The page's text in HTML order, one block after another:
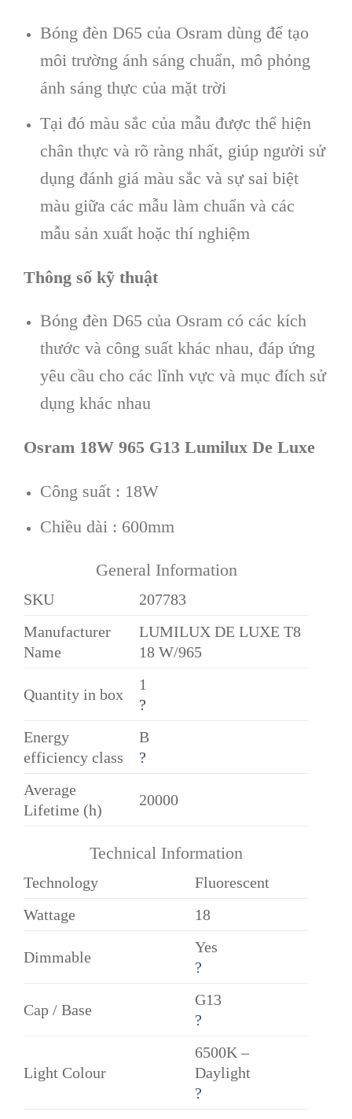
Bóng đèn D65 của Osram dùng để tạo
môi trường ánh sáng chuẩn, mô phỏng
ánh sáng thực của mặt trời
Tại đó màu sắc của mẫu được thể hiện
chân thực và rõ ràng nhất, giúp người sử
dụng đánh giá màu sắc và sự sai biệt
màu giữa các mẫu làm chuẩn và các
mẫu sản xuất hoặc thí nghiệm
Thông số kỹ thuật
Bóng đèn D65 của Osram có các kích
thước và công suất khác nhau, đáp ứng
yêu cầu cho các lĩnh vực và mục đích sử
dụng khác nhau
Osram 18W 965 G13 Lumilux De Luxe
Công suất : 18W
Chiều dài : 600mm
General Information
SKU
207783
Manufacturer
Name
LUMILUX DE LUXE T8
18 W/965
Quantity in box
1
?
Energy
efficiency class
B
?
Average
Lifetime (h)
20000
Technical Information
Technology
Fluorescent
Wattage
18
Dimmable
Yes
?
Cap / Base
G13
?
Light Colour
6500K –
Daylight
?